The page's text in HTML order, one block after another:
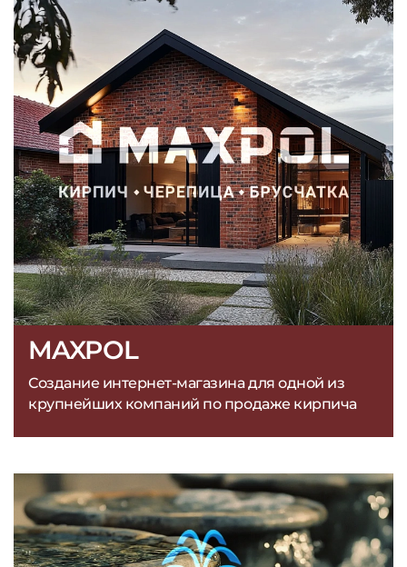
MAXPOL
Создание интернет-магазина для одной из
крупнейших компаний по продаже кирпича